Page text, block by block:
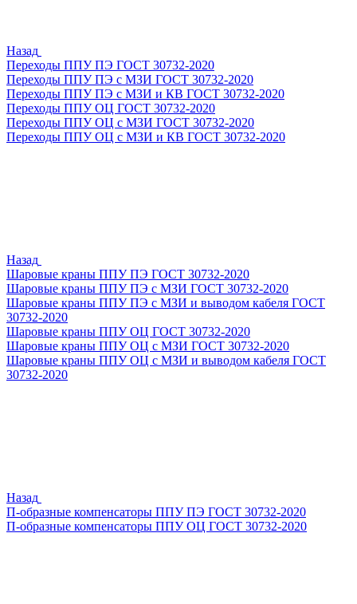
Назад
Переходы ППУ ПЭ ГОСТ 30732-2020
Переходы ППУ ПЭ с МЗИ ГОСТ 30732-2020
Переходы ППУ ПЭ с МЗИ и КВ ГОСТ 30732-2020
Переходы ППУ ОЦ ГОСТ 30732-2020
Переходы ППУ ОЦ с МЗИ ГОСТ 30732-2020
Переходы ППУ ОЦ с МЗИ и КВ ГОСТ 30732-2020
Назад
Шаровые краны ППУ ПЭ ГОСТ 30732-2020
Шаровые краны ППУ ПЭ с МЗИ ГОСТ 30732-2020
Шаровые краны ППУ ПЭ с МЗИ и выводом кабеля ГОСТ
30732-2020
Шаровые краны ППУ ОЦ ГОСТ 30732-2020
Шаровые краны ППУ ОЦ с МЗИ ГОСТ 30732-2020
Шаровые краны ППУ ОЦ с МЗИ и выводом кабеля ГОСТ
30732-2020
Назад
П-образные компенсаторы ППУ ПЭ ГОСТ 30732-2020
П-образные компенсаторы ППУ ОЦ ГОСТ 30732-2020